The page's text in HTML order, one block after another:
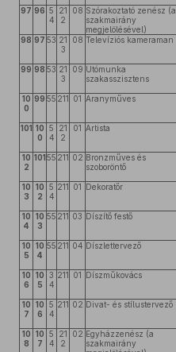
97 96 5
4
21
2
08 Szórakoztató zenész (a
szakmairány
megjelölésével)
98 97 53 21
3
08 Televíziós kameraman
99 98 53 21
3
09 Utómunka
szakasszisztens
10
0
99 55 211 01 Aranyműves
101 10
0
5
4
21
2
01 Artista
10
2
10155 211 02 Bronzműves és
szoboröntő
10
3
10
2
5
4
211 01 Dekoratőr
10
4
10
3
55 211 03 Díszítő festő
10
5
10
4
55 211 04 Díszlettervező
10
6
10
5
3
4
211 01 Díszműkovács
10
7
10
6
5
4
211 02 Divat- és stílustervező
10
8
10
7
5
4
21
2
02 Egyházzenész (a
szakmairány